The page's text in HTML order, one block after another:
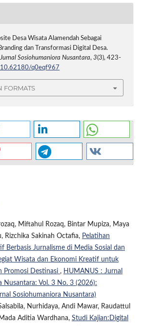
Desa Wisata Alamendah Sebagai
dan Transformasi Digital Desa.
Sosiohumaniora Nusantara, 3(3), 423-
q0eqf967
FORMATS
Miftahul Rozaq, Bintar Mupiza, Maya
Rizchika Sakinah Octafia, Pelatihan
Berbasis Jurnalisme di Media Sosial dan
Wisata dan Ekonomi Kreatif untuk
Promosi Destinasi , HUMANUS : Jurnal
Nusantara: Vol. 3 No. 3 (2026):
Sosiohumaniora Nusantara)
Nurhidaya, Andi Mawar, Raudattul
Aditia Wardhana, Studi Kajian:Digital